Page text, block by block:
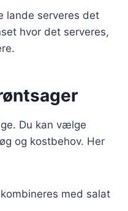
lande serveres det
hvor det serveres,
Du kan vælge
og kostbehov. Her
med salat